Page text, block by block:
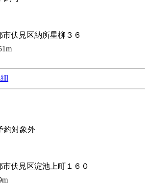
市伏見区納所星柳３６
約対象外
市伏見区淀池上町１６０